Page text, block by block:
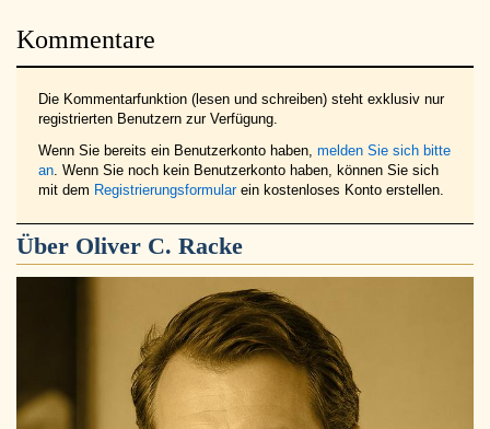
Kommentare
Die Kommentarfunktion (lesen und schreiben) steht exklusiv nur
registrierten Benutzern zur Verfügung.
Wenn Sie bereits ein Benutzerkonto haben, melden Sie sich bitte
an . Wenn Sie noch kein Benutzerkonto haben, können Sie sich
mit dem Registrierungsformularein kostenloses Konto erstellen.
Über Oliver C. Racke